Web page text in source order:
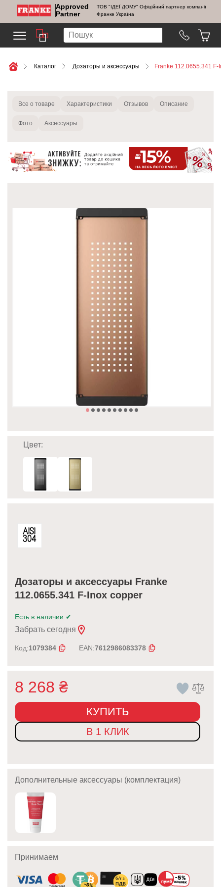
Approved
Partner
ТОВ "ІДЕЇ ДОМУ" Офіційний партнер компанії
Франке Україна
Каталог Дозаторы и аксессуары Franke 112.0655.341 F-
Все о товаре Характеристики Отзывов Описание
Фото Аксессуары
Цвет:
Дозаторы и аксессуары Franke
112.0655.341 F-Inox copper
Есть в наличии ✔
Забрать сегодня
Код:1079384 EAN:7612986083378
8 268 ₴
КУПИТЬ
В 1 КЛИК
Дополнительные аксессуары (комплектация)
Принимаем